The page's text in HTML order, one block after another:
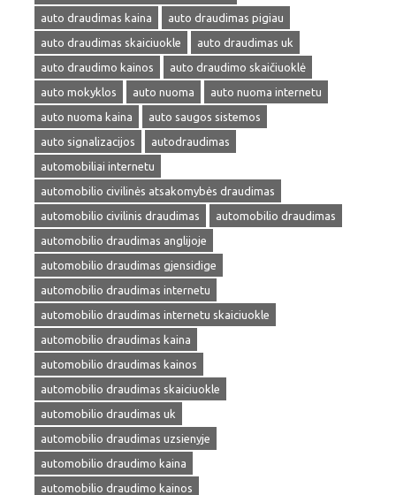
auto draudimas kaina
auto draudimas pigiau
auto draudimas skaiciuokle
auto draudimas uk
auto draudimo kainos
auto draudimo skaičiuoklė
auto mokyklos
auto nuoma
auto nuoma internetu
auto nuoma kaina
auto saugos sistemos
auto signalizacijos
autodraudimas
automobiliai internetu
automobilio civilinės atsakomybės draudimas
automobilio civilinis draudimas
automobilio draudimas
automobilio draudimas anglijoje
automobilio draudimas gjensidige
automobilio draudimas internetu
automobilio draudimas internetu skaiciuokle
automobilio draudimas kaina
automobilio draudimas kainos
automobilio draudimas skaiciuokle
automobilio draudimas uk
automobilio draudimas uzsienyje
automobilio draudimo kaina
automobilio draudimo kainos